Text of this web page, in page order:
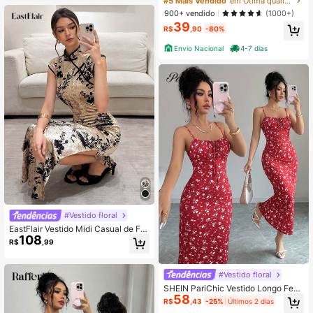
#Vestido floral
EastFlair Vestido Midi Casual de Fe
sta com Estampa Floral para Mulher
es
R$108 ,99
çado Festas
900+ vendido
(1000+)
R$39 ,90 -80%
Envio Nacional 4-7 dias
#Vestido floral
SHEIN PariChic Vestido Longo Femi
nino Vermelho com Estampa Floral
Miúda, Alças Finas, Saia Bodycon A
R$58 ,43 -25% Últimos 2 dias